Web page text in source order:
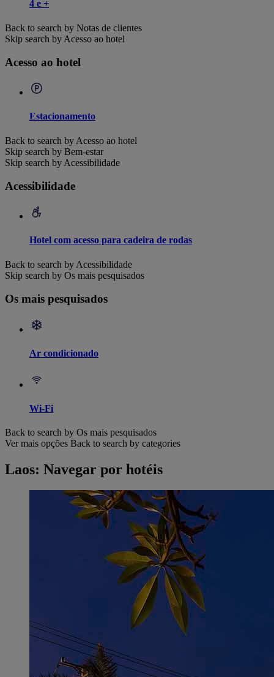
4 e +
Back to search by Notas de clientes
Skip search by Acesso ao hotel
Acesso ao hotel
Estacionamento
Back to search by Acesso ao hotel
Skip search by Bem-estar
Skip search by Acessibilidade
Acessibilidade
Hotel com acesso para cadeira de rodas
Back to search by Acessibilidade
Skip search by Os mais pesquisados
Os mais pesquisados
Ar condicionado
Wi-Fi
Back to search by Os mais pesquisados
Ver mais opções Back to search by categories
Laos: Navegar por hotéis